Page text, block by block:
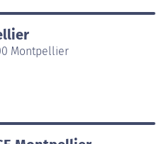
Montpellier